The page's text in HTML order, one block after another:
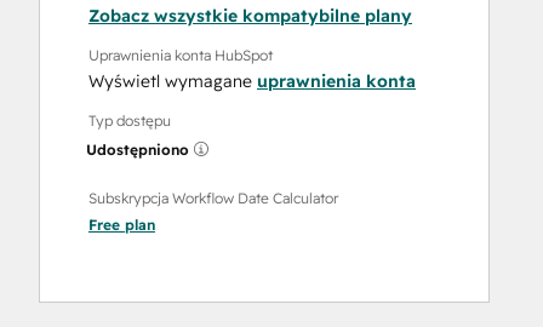
Zobacz wszystkie kompatybilne plany
Uprawnienia konta HubSpot
Wyświetl wymagane uprawnienia konta
Typ dostępu
Udostępniono
Subskrypcja Workflow Date Calculator
Free plan